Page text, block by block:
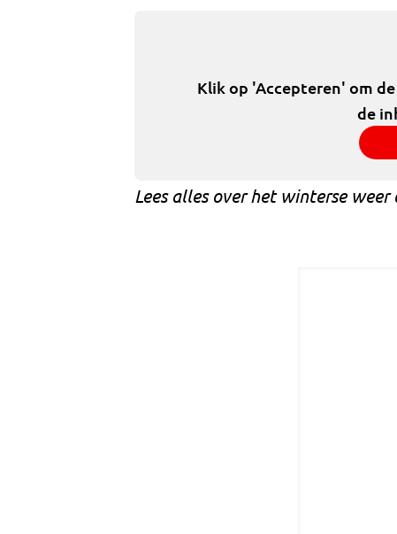
Klik op 'Accepteren' om
de
Lees alles over het winterse weer